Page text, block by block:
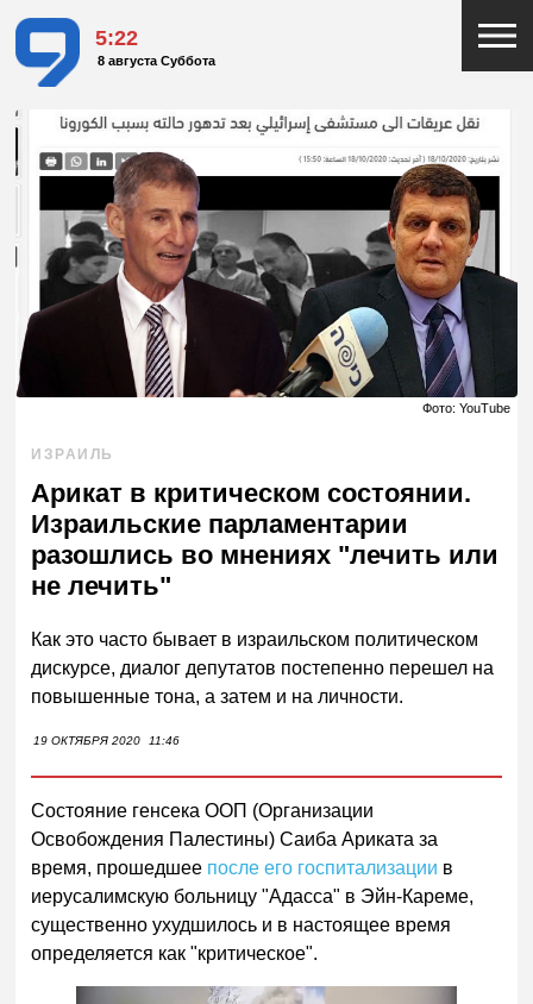
5:22
8 августа Суббота
Фото: YouTube
ИЗРАИЛЬ
Арикат в критическом состоянии.
Израильские парламентарии
разошлись во мнениях "лечить или
не лечить"
Как это часто бывает в израильском политическом
дискурсе, диалог депутатов постепенно перешел на
повышенные тона, а затем и на личности.
19 ОКТЯБРЯ 2020 11:46
Состояние генсека ООП (Организации
Освобождения Палестины) Саиба Ариката за
время, прошедшее после его госпитализации в
иерусалимскую больницу "Адасса" в Эйн-Кареме,
существенно ухудшилось и в настоящее время
определяется как "критическое".